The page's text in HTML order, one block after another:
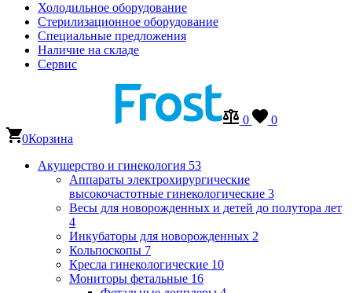
Холодильное оборудование
Стерилизационное оборудование
Специальные предложения
Наличие на складе
Сервис
0
0
0Корзина
Акушерство и гинекология 53
Аппараты электрохирургические
высокочастотные гинекологические 3
Весы для новорожденных и детей до полутора лет
4
Инкубаторы для новорожденных 2
Кольпоскопы 7
Кресла гинекологические 10
Мониторы фетальные 16